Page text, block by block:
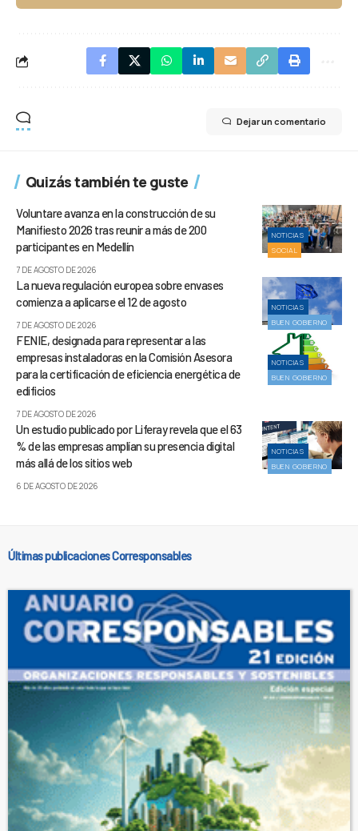
Dejar un comentario
Quizás también te guste
NOTICIAS
SOCIAL
Voluntare avanza en la construcción de su
Manifiesto 2026 tras reunir a más de 200
participantes en Medellín
7 DE AGOSTO DE 2026
NOTICIAS
BUEN GOBIERNO
La nueva regulación europea sobre envases
comienza a aplicarse el 12 de agosto
7 DE AGOSTO DE 2026
NOTICIAS
BUEN GOBIERNO
FENIE, designada para representar a las
empresas instaladoras en la Comisión Asesora
para la certificación de eficiencia energética de
edificios
7 DE AGOSTO DE 2026
NOTICIAS
BUEN GOBIERNO
Un estudio publicado por Liferay revela que el 63
% de las empresas amplían su presencia digital
más allá de los sitios web
6 DE AGOSTO DE 2026
Últimas publicaciones Corresponsables